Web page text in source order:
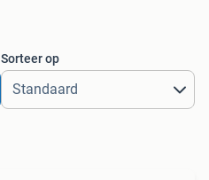
Sorteer op